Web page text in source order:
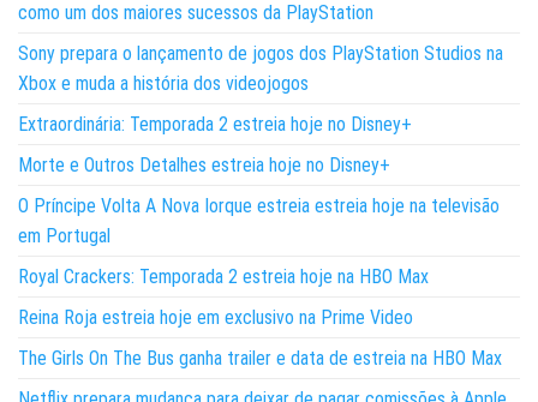
como um dos maiores sucessos da PlayStation
Sony prepara o lançamento de jogos dos PlayStation Studios na
Xbox e muda a história dos videojogos
Extraordinária: Temporada 2 estreia hoje no Disney+
Morte e Outros Detalhes estreia hoje no Disney+
O Príncipe Volta A Nova Iorque estreia estreia hoje na televisão
em Portugal
Royal Crackers: Temporada 2 estreia hoje na HBO Max
Reina Roja estreia hoje em exclusivo na Prime Video
The Girls On The Bus ganha trailer e data de estreia na HBO Max